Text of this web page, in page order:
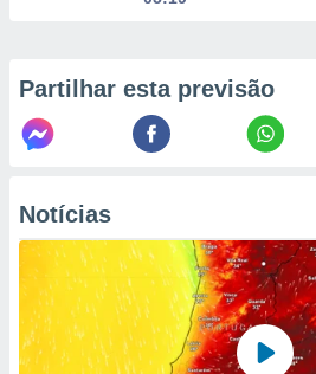
em “
ou aceder
Partilhar esta previsão
Notícias